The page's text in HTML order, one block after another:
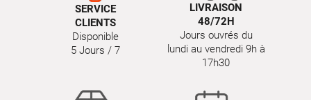
SERVICE
CLIENTS
Disponible
5 Jours / 7
LIVRAISON
48/72H
Jours ouvrés du
lundi au vendredi 9h à
17h30